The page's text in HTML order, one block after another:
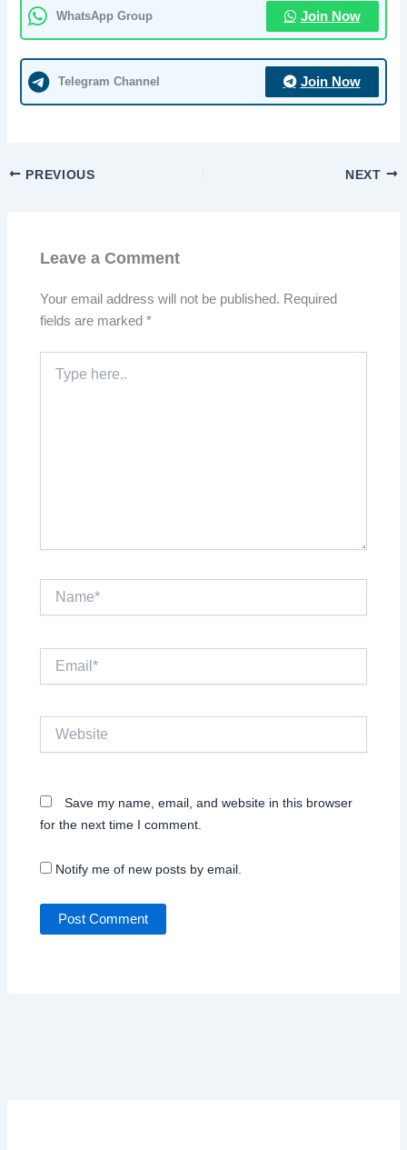
WhatsApp Group Join Now
Telegram Channel Join Now
PREVIOUS NEXT
Leave a Comment
Your email address will not be published. Required
fields are marked*
here..
Save my name, email, and website in this browser
for the next time I comment.
Notify me of new posts by email.